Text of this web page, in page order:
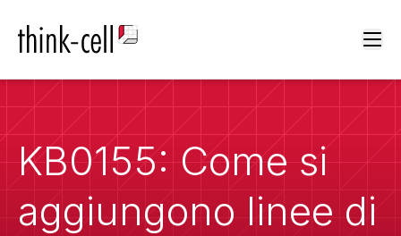
KB0155: Come si
aggiungono linee di